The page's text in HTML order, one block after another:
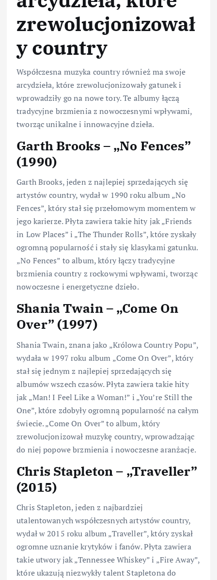
zrewolucjonizował
y country
Współczesna muzyka country również ma swoje
arcydzieła, które zrewolucjonizowały gatunek i
wprowadziły go na nowe tory. Te albumy łączą
tradycyjne brzmienia z nowoczesnymi wpływami,
tworząc unikalne i innowacyjne dzieła.
Garth Brooks – „No Fences”
(1990)
Garth Brooks, jeden z najlepiej sprzedających się
artystów country, wydał w 1990 roku album „No
Fences”, który stał się przełomowym momentem w
jego karierze. Płyta zawiera takie hity jak „Friends
in Low Places” i „The Thunder Rolls”, które zyskały
ogromną popularność i stały się klasykami gatunku.
„No Fences” to album, który łączy tradycyjne
brzmienia country z rockowymi wpływami, tworząc
nowoczesne i energetyczne dzieło.
Shania Twain – „Come On
Over” (1997)
Shania Twain, znana jako „Królowa Country Popu”,
wydała w 1997 roku album „Come On Over”, który
stał się jednym z najlepiej sprzedających się
albumów wszech czasów. Płyta zawiera takie hity
jak „Man! I Feel Like a Woman!” i „You’re Still the
One”, które zdobyły ogromną popularność na całym
świecie. „Come On Over” to album, który
zrewolucjonizował muzykę country, wprowadzając
do niej popowe brzmienia i nowoczesne aranżacje.
Chris Stapleton – „Traveller”
(2015)
Chris Stapleton, jeden z najbardziej
utalentowanych współczesnych artystów country,
wydał w 2015 roku album „Traveller”, który zyskał
ogromne uznanie krytyków i fanów. Płyta zawiera
takie utwory jak „Tennessee Whiskey” i „Fire Away”,
które ukazują niezwykły talent Stapletona do